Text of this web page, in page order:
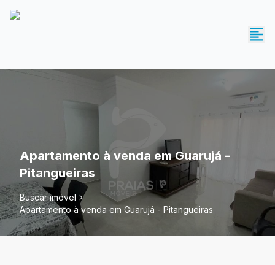
Apartamento à venda em Guarujá -
Pitangueiras
Buscar imóvel
Apartamento à venda em Guarujá - Pitangueiras